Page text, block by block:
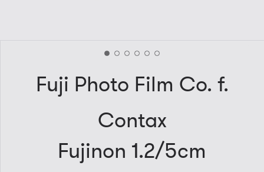
Fuji Photo Film Co. f.
Contax
Fujinon 1.2/5cm